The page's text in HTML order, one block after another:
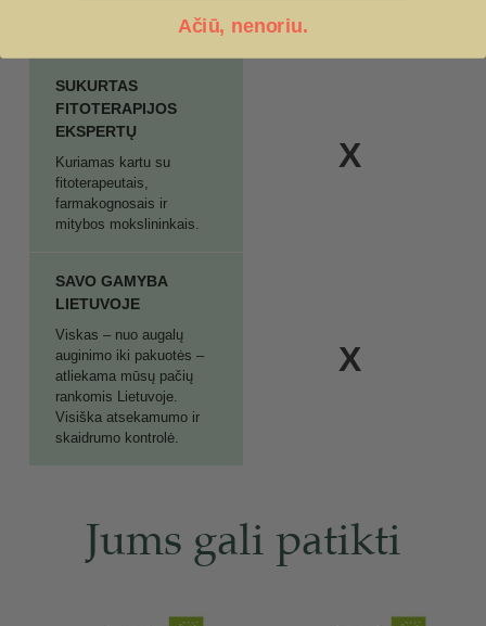
perdozavimo rizikos.
SUKURTAS
FITOTERAPIJOS
EKSPERTŲ
Kuriamas kartu su
fitoterapeutais,
farmakognosais ir
mitybos mokslininkais.
X
SAVO GAMYBA
LIETUVOJE
Viskas – nuo augalų
auginimo iki pakuotės –
atliekama mūsų pačių
rankomis Lietuvoje.
Visiška atsekamumo ir
skaidrumo kontrolė.
X
Jums gali patikti
Ačiū, nenoriu.